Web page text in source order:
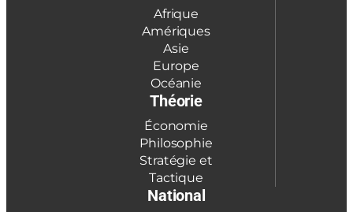
Afrique
Amériques
Asie
Europe
Océanie
Théorie
Économie
Philosophie
Stratégie et
Tactique
National